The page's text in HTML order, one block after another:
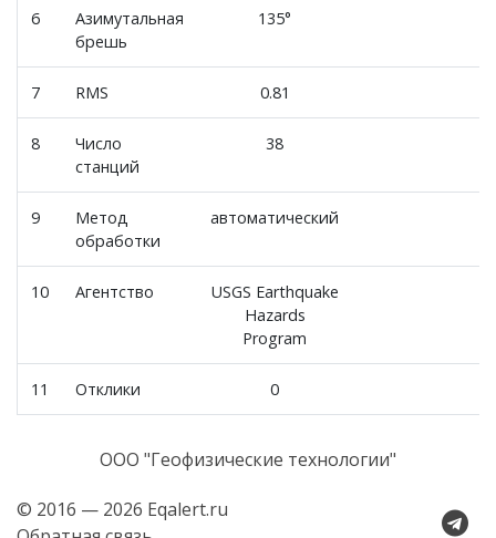
6
Азимутальная
брешь
135°
7 RMS 0.81
8
Число
станций
38
9
Метод
обработки
автоматический
10 Агентство
USGS Earthquake
Hazards
Program
11 Отклики 0
© 2016 — 2026 Eqalert.ru
ООО "Геофизические технологии"